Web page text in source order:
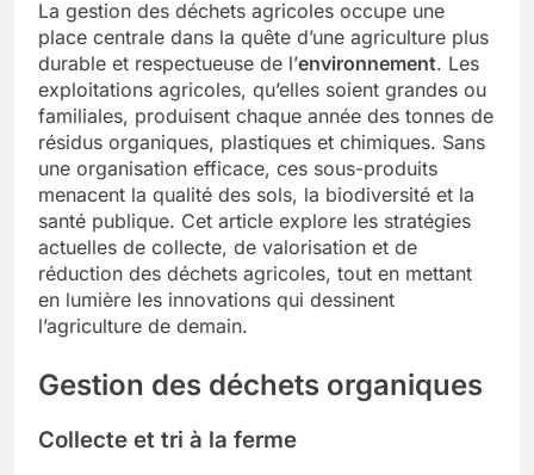
La gestion des déchets agricoles occupe une
place centrale dans la quête d’une agriculture plus
durable et respectueuse de l’environnement. Les
exploitations agricoles, qu’elles soient grandes ou
familiales, produisent chaque année des tonnes de
résidus organiques, plastiques et chimiques. Sans
une organisation efficace, ces sous-produits
menacent la qualité des sols, la biodiversité et la
santé publique. Cet article explore les stratégies
actuelles de collecte, de valorisation et de
réduction des déchets agricoles, tout en mettant
en lumière les innovations qui dessinent
l’agriculture de demain.
Gestion des déchets organiques
Collecte et tri à la ferme